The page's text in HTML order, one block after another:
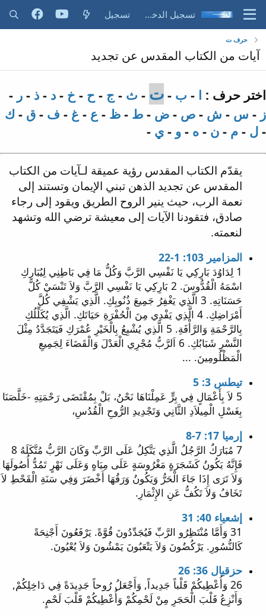
تسجيل الدخول تسجيل
حرف ت
آيات من الكتاب المقدس عن تجديد
اختر حرف : ا - ب - ت - ث - ج - ح - خ - د - ذ - ر -
ز - س - ش - ص - ض - ط - ظ - ع - غ - ف - ق - ك
- ل - م - ن - ه - و - ي -
يقدّم الكتاب المقدس رؤية عميقة لـآيات من الكتاب
المقدس عن تجديد الذهن تبني الإيمان وتستند إلى
نعمة الرب، حيث ينير الروح الطريق ويقود إلى رجاء
صادق، فتقودنا الآيات إلى معيشة ترضي الله وتشهد
لنعمته.
المزامير 103: 1-22
1 لِدَاوُدَ بَارِكِي يَا نَفْسِي الرَّبَّ وَكُلُّ مَا فِي بَاطِنِي لِيُبَارِكِ
اسْمَهُ الْقُدُّوسَ. 2 بَارِكِي يَا نَفْسِي الرَّبَّ وَلاَ تَنْسَيْ كُلَّ
حَسَنَاتِهِ. 3 الَّذِي يَغْفِرُ جَمِيعَ ذُنُوبِكِ. الَّذِي يَشْفِي كُلَّ
أَمْرَاضِكِ. 4 الَّذِي يَفْدِي مِنَ الْحُفْرَةِ حَيَاتَكِ. الَّذِي يُكَلِّلُكِ
بِالرَّحْمَةِ وَالرَّأْفَةِ. 5 الَّذِي يُشْبِعُ بِالْخَيْرِ عُمْرَكِ فَيَتَجَدَّدُ مِثْلَ
النَّسْرِ شَبَابُكِ. 6 اَلرَّبُّ مُجْرِي الْعَدْلَ وَالْقَضَاءَ لِجَمِيعِ
الْمَظْلُومِينَ. ...
تيطس 3: 5
5 لاَ بِأَعْمَالٍ فِي بِرٍّ عَمِلْنَاهَا نَحْنُ، بَلْ بِمُقْتَضَى رَحْمَتِهِ -خَلَّصَنَا
بِغَسْلِ الْمِيلاَدِ الثَّانِي وَتَجْدِيدِ الرُّوحِ الْقُدُسِ،
إرميا 17: 7-8
7 مُبَارَكٌ الرَّجُلُ الَّذِي يَتَّكِلُ عَلَى الرَّبِّ وَكَانَ الرَّبُّ مُتَّكَلَهُ 8
فَإِنَّهُ يَكُونُ كَشَجَرَةٍ مَغْرُوسَةٍ عَلَى مِيَاهٍ وَعَلَى نَهْرٍ تَمُدُّ أُصُولَهَا
وَلاَ تَرَى إِذَا جَاءَ الْحَرُّ وَيَكُونُ وَرَقُهَا أَخْضَرَ وَفِي سَنَةِ الْقَحْطِ لاَ
تَخَافُ وَلاَ تَكُفُّ عَنِ الإِثْمَارِ.
إشعياء 40: 31
31 وَأَمَّا مُنْتَظِرُو الرَّبِّ فَيُجَدِّدُونَ قُوَّةً. يَرْفَعُونَ أَجْنِحَةً
كَالنُّسُورِ. يَرْكُضُونَ وَلاَ يَتْعَبُونَ يَمْشُونَ وَلاَ يُعْيُونَ.
حزقيال 36: 26
26 وَأُعْطِيكُمْ قَلْباً جَدِيداً, وَأَجْعَلُ رُوحاً جَدِيدَةً فِي دَاخِلِكُمْ,
وَأَنْزِعُ قَلْبَ الْحَجَرِ مِنْ لَحْمِكُمْ وَأُعْطِيكُمْ قَلْبَ لَحْمٍ.